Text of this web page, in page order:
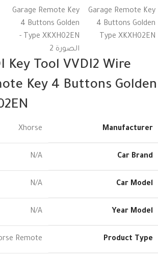
Key Tool VVDI2 Wire
Key 4 Buttons Golden
Manufacturer
Xhorse
Car Brand
N/A
Car Model
N/A
Year Model
N/A
Product Type
Remote